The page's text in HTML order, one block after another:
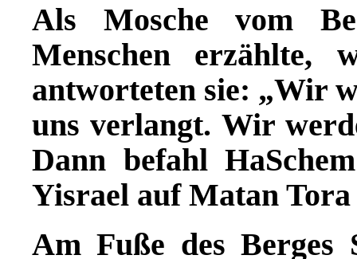
Als Mosche vom
Menschen erzählte,
antworteten sie: „Wir
uns verlangt. Wir
Dann befahl
Yisrael auf Matan
Am Fuße des Berges